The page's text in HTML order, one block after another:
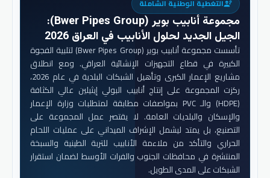
engineeringالتغطية الوطنية الشاملة
مجموعة أنابيب بوير (Bwer Pipes Group)
:
الجيل الجديد لحلول الأنابيب في العراق 2026
تأسست مجموعة أنابيب بوير (Bwer Pipes Group) لتلبية الفجوة
الكبيرة في قطاع التجهيزات الإنشائية العراقي. ومع انطلاق
مشاريع الإعمار الكبرى وتأهيل الشبكات البلدية في عام 2026،
ركزت المجموعة على إنتاج أنابيب البولي إيثيلين عالي الكثافة
(HDPE) والـ PVC بمواصفات مطابقة لمتطلبات وزارة الإعمار
والإسكان والبلديات العامة. لا يقتصر عمل المجموعة على
التصنيع، بل يمتد ليشمل الإشراف الميداني على عمليات اللحام
الحراري والتأكد من ملاءمة الأنابيب للتربة الطينية والسبخة
المنتشرة في محافظات الجنوب والفرات الأوسط لضمان استقرار
الشبكات على المدى الطويل.